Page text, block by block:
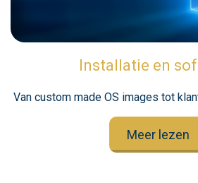
Installatie en
Van custom made OS images tot
Meer lezen